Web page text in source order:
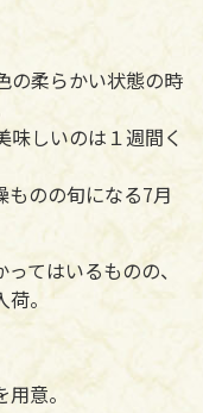
の柔らかい状態の時
しいのは１週間く
ものの旬になる7月
てはいるものの、
。
意。